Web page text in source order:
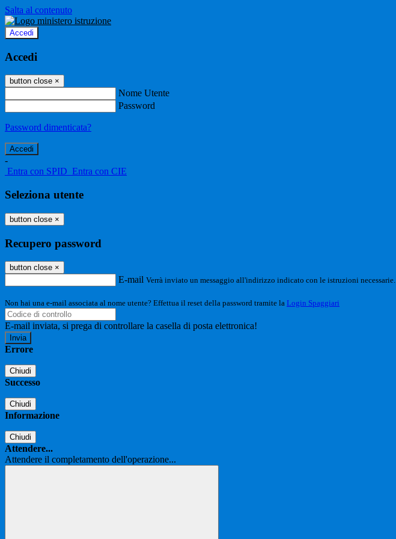
Salta al contenuto
Accedi
Accedi
button close ×
Nome Utente
Password
Password dimenticata?
-
Entra con SPID Entra con CIE
Seleziona utente
button close ×
Recupero password
button close ×
E-mail Verrà inviato un messaggio all'indirizzo indicato con le istruzioni necessarie.
Non hai una e-mail associata al nome utente? Effettua il reset della password tramite la Login Spaggiari
E-mail inviata, si prega di controllare la casella di posta elettronica!
Errore
Chiudi
Successo
Chiudi
Informazione
Chiudi
Attendere...
Attendere il completamento dell'operazione...